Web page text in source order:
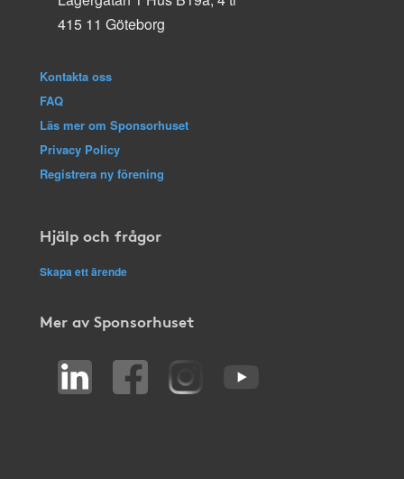
415 11 Göteborg
Kontakta oss
FAQ
Läs mer om Sponsorhuset
Privacy Policy
Registrera ny förening
Hjälp och frågor
Skapa ett ärende
Mer av Sponsorhuset